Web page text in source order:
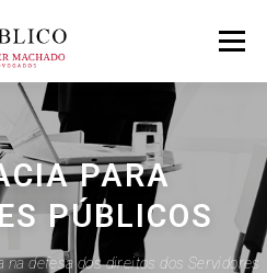
Menu
PARA
PÚBLICOS
defesa dos direitos dos Servidores